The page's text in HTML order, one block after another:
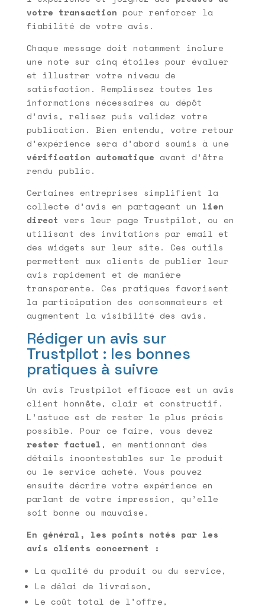
votre transaction pour renforcer la
fiabilité de votre avis.
Chaque message doit notamment inclure
une note sur cinq étoiles pour évaluer
et illustrer votre niveau de
satisfaction. Remplissez toutes les
informations nécessaires au dépôt
d’avis, relisez puis validez votre
publication. Bien entendu, votre retour
d’expérience sera d’abord soumis à une
vérification automatique avant d’être
rendu public.
Certaines entreprises simplifient la
collecte d’avis en partageant un lien
direct vers leur page Trustpilot, ou en
utilisant des invitations par email et
des widgets sur leur site. Ces outils
permettent aux clients de publier leur
avis rapidement et de manière
transparente. Ces pratiques favorisent
la participation des consommateurs et
augmentent la visibilité des avis.
Rédiger un avis sur
Trustpilot : les bonnes
pratiques à suivre
Un avis Trustpilot efficace est un avis
client honnête, clair et constructif.
L’astuce est de rester le plus précis
possible. Pour ce faire, vous devez
rester factuel , en mentionnant des
détails incontestables sur le produit
ou le service acheté. Vous pouvez
ensuite décrire votre expérience en
parlant de votre impression, qu’elle
soit bonne ou mauvaise.
En général, les points notés par les
avis clients concernent :
La qualité du produit ou du service,
Le délai de livraison,
Le coût total de l’offre,